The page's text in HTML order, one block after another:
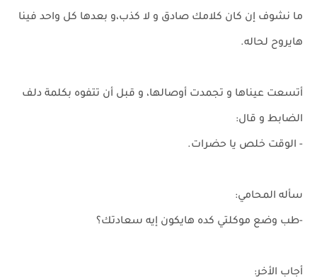
ما نشوف إن كان كلامك صادق و لا كذب،و بعدها كل واحد فينا
هايروح لحاله.
أتسعت عيناها و تجمدت أوصالها، و قبل أن تتفوه بكلمة دلف
الضابط و قال:
- الوقت خلص يا حضرات.
سأله المحامي:
-طب وضع موكلتي كده هايكون إيه سعادتك؟
أجاب الأخر: